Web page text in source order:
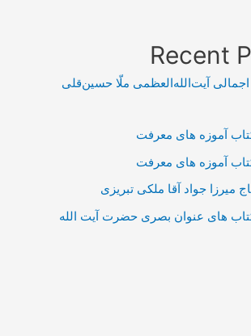
Recent
آیت‌الله‌العظمی ملّا حسین‌قلی
آموزه های معرفت
آموزه های معرفت
میرزا جواد آقا ملکی تبریزی
های عنوان بصری حضرت آیت الله